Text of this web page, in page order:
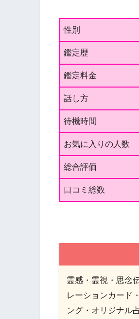
性別
鑑定歴
鑑定料金
話し方
待機時間
お気に入りの人数
総合評価
口コミ総数
霊感・霊視・思念
レーションカード
ング・オリジナル